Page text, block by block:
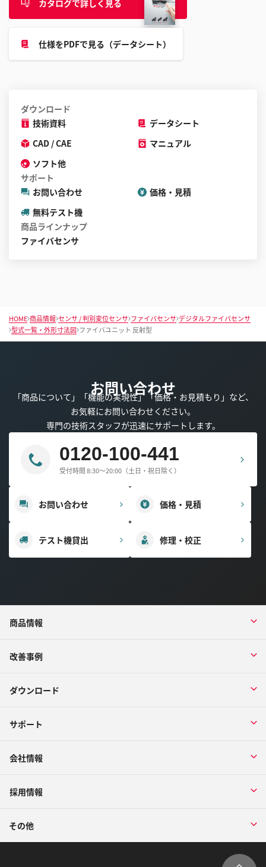
カタログで詳しく見る
仕様をPDFで見る（データシート）
ダウンロード
技術資料
データシート
CAD / CAE
マニュアル
ソフト他
サポート
お問い合わせ
価格・見積
無料テスト機
商品ラインナップ
ファイバセンサ
HOME 商品情報 センサ / 判別変位センサ ファイバセンサ デジタルファイバセンサ
型式一覧・外形寸法図 ファイバユニット 反射型
お問い合わせ
「商品について」「機能の実現性」「価格・お見積もり」など、
お気軽にお問い合わせください。
専門の技術スタッフが迅速にサポートします。
0120-100-441
受付時間 8:30～20:00（土日・祝日除く）
お問い合わせ 価格・見積
テスト機貸出 修理・校正
商品情報
改善事例
ダウンロード
サポート
会社情報
採用情報
その他